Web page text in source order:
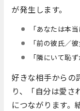
が発生します。
「あなたは本
「前の彼氏／
「隣にいて恥
好きな相手からの
り、「自分は愛さ
につながります。